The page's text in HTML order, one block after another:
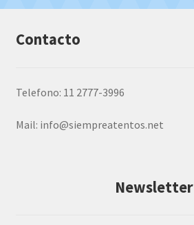
Contacto
Telefono: 11 2777-3996
Mail: info@siempreatentos.net
Newsletter